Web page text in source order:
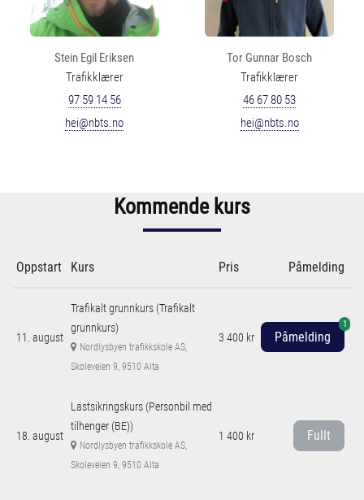
Stein Egil Eriksen
Trafikklærer
97 59 14 56
hei@nbts.no
Tor Gunnar Bosch
Trafikklærer
46 67 80 53
hei@nbts.no
Kommende kurs
Oppstart Kurs Pris Påmelding
11. august
Trafikalt grunnkurs (Trafikalt
grunnkurs)
Nordlysbyen trafikkskole AS,
Skoleveien 9, 9510 Alta
3 400 kr Påmelding
1
18. august
Lastsikringskurs (Personbil med
tilhenger (BE))
Nordlysbyen trafikkskole AS,
Skoleveien 9, 9510 Alta
1 400 kr Fullt